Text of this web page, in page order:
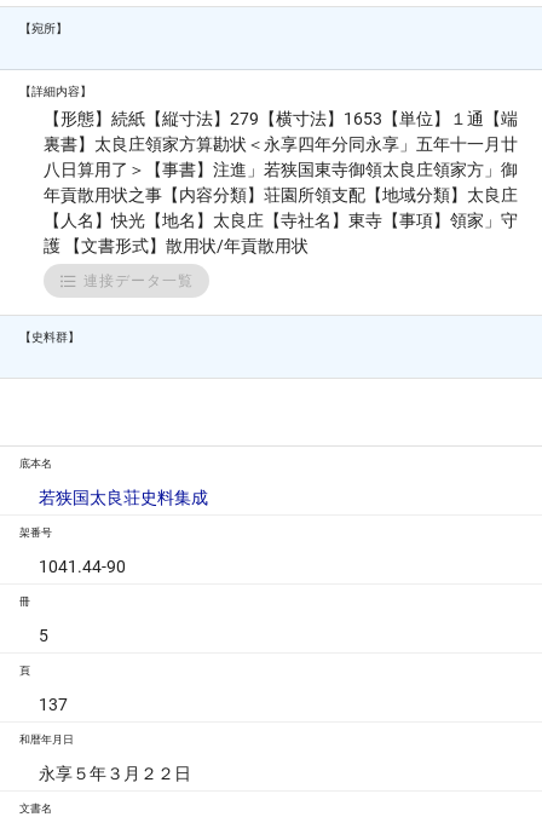
【宛所】
【詳細内容】
【形態】続紙【縦寸法】279【横寸法】1653【単位】１通【端
裏書】太良庄領家方算勘状＜永享四年分同永享」五年十一月廿
八日算用了＞【事書】注進」若狭国東寺御領太良庄領家方」御
年貢散用状之事【内容分類】荘園所領支配【地域分類】太良庄
【人名】快光【地名】太良庄【寺社名】東寺【事項】領家」守
護 【文書形式】散用状/年貢散用状
連接データ一覧
【史料群】
底本名
若狭国太良荘史料集成
架番号
1041.44-90
冊
5
頁
137
和暦年月日
永享５年３月２２日
文書名